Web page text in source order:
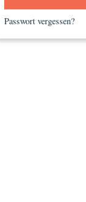
Passwort vergessen?